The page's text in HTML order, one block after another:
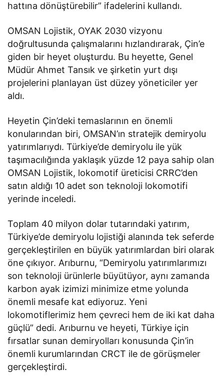
hattına dönüştürebilir” ifadelerini kullandı.
OMSAN Lojistik, OYAK 2030 vizyonu
doğrultusunda çalışmalarını hızlandırarak, Çin’e
giden bir heyet oluşturdu. Bu heyette, Genel
Müdür Ahmet Tansık ve şirketin yurt dışı
projelerini planlayan üst düzey yöneticiler yer
aldı.
Heyetin Çin’deki temaslarının en önemli
konularından biri, OMSAN’ın stratejik demiryolu
yatırımlarıydı. Türkiye’de demiryolu ile yük
taşımacılığında yaklaşık yüzde 12 paya sahip olan
OMSAN Lojistik, lokomotif üreticisi CRRC’den
satın aldığı 10 adet son teknoloji lokomotifi
yerinde inceledi.
Toplam 40 milyon dolar tutarındaki yatırım,
Türkiye’de demiryolu lojistiği alanında tek seferde
gerçekleştirilen en büyük yatırımlardan biri olarak
öne çıkıyor. Arıburnu, “Demiryolu yatırımlarımızı
son teknoloji ürünlerle büyütüyor, aynı zamanda
karbon ayak izimizi minimize etme yolunda
önemli mesafe kat ediyoruz. Yeni
lokomotiflerimiz hem çevreci hem de iki kat daha
güçlü” dedi. Arıburnu ve heyeti, Türkiye için
fırsatlar sunan demiryolları konusunda Çin’in
önemli kurumlarından CRCT ile de görüşmeler
gerçekleştirdi.